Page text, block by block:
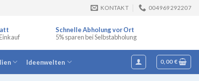
KONTAKT 004969292207
Schnelle Abholung vor Ort
5% sparen bei Selbstabholung
Ideenwelten 0,00 €